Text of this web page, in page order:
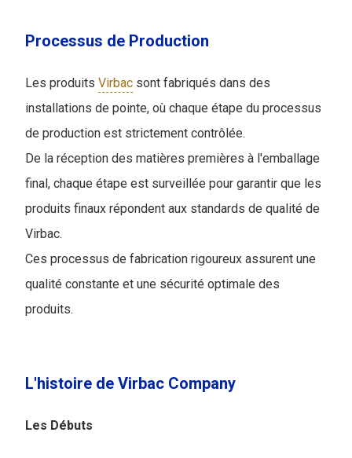
Processus de Production
Les produits Virbac sont fabriqués dans des
installations de pointe, où chaque étape du processus
de production est strictement contrôlée.
De la réception des matières premières à l'emballage
final, chaque étape est surveillée pour garantir que les
produits finaux répondent aux standards de qualité de
Virbac.
Ces processus de fabrication rigoureux assurent une
qualité constante et une sécurité optimale des
produits.
L'histoire de Virbac Company
Les Débuts